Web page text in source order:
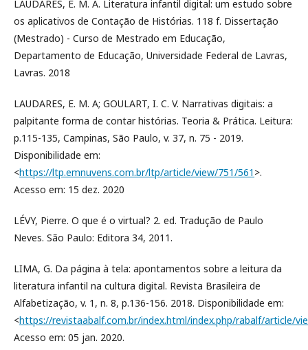
LAUDARES, E. M. A. Literatura infantil digital: um estudo sobre
os aplicativos de Contação de Histórias. 118 f. Dissertação
(Mestrado) - Curso de Mestrado em Educação,
Departamento de Educação, Universidade Federal de Lavras,
Lavras. 2018
LAUDARES, E. M. A; GOULART, I. C. V. Narrativas digitais: a
palpitante forma de contar histórias. Teoria & Prática. Leitura:
p.115-135, Campinas, São Paulo, v. 37, n. 75 - 2019.
Disponibilidade em:
<https://ltp.emnuvens.com.br/ltp/article/view/751/561 >.
Acesso em: 15 dez. 2020
LÉVY, Pierre. O que é o virtual? 2. ed. Tradução de Paulo
Neves. São Paulo: Editora 34, 2011.
LIMA, G. Da página à tela: apontamentos sobre a leitura da
literatura infantil na cultura digital. Revista Brasileira de
Alfabetização, v. 1, n. 8, p.136-156. 2018. Disponibilidade em:
<https://revistaabalf.com.br/index.html/index.php/rabalf/article/
Acesso em: 05 jan. 2020.